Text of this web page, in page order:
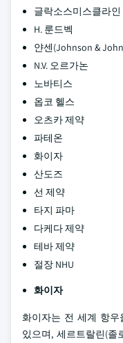
글락소스미스클라인
H. 룬드벡
얀센(Johnson &
N.V. 오르가논
노바티스
옵코 헬스
오츠카 제약
파테온
화이자
산도즈
선 제약
타지 파마
다케다 제약
테바 제약
절장 NHU
화이자
화이자는 전 세계 항우
있으며, 세르트랄린(졸